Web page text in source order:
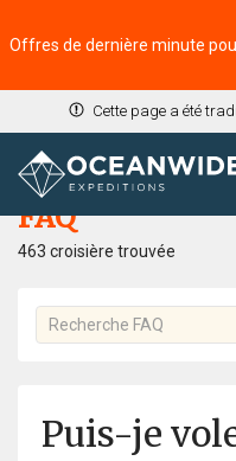
Cette page a été
Accueil
FAQ
463 croisière trouvée
Puis-je